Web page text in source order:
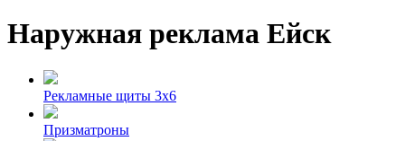
Наружная реклама Ейск
Рекламные щиты 3х6
Призматроны